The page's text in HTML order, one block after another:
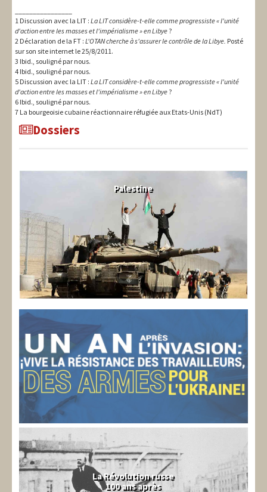
1 Discussion avec la LIT : La LIT considère-t-elle comme progressiste « l'unité
d'action entre les masses et l'impérialisme » en Libye ?
2 Déclaration de la FT : L'OTAN cherche à s'assurer le contrôle de la Libye. Posté
sur son site internet le 25/8/2011.
3 Ibid., souligné par nous.
4 Ibid., souligné par nous.
5 Discussion avec la LIT : La LIT considère-t-elle comme progressiste « l'unité
d'action entre les masses et l'impérialisme » en Libye ?
6 Ibid., souligné par nous.
7 La bourgeoisie cubaine réactionnaire réfugiée aux Etats-Unis (NdT)
Dossiers
Palestine
La Révolution russe
100 ans après